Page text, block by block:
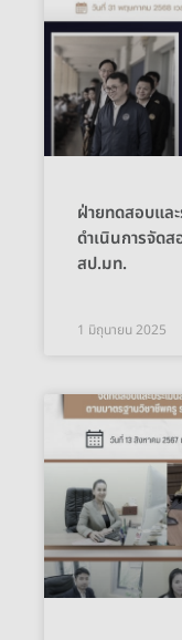
ฝ่ายทดสอบแล
ดำเนินการจัด
สป.มท.
1 มิถุนายน 2025